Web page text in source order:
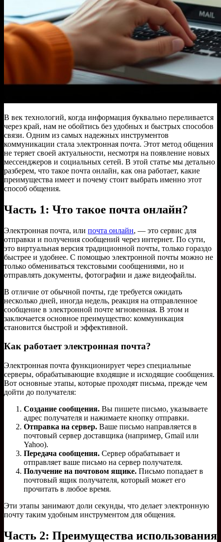
В век технологий, когда информация буквально переливается
через край, нам не обойтись без удобных и быстрых способов
связи. Одним из самых надежных инструментов
коммуникации стала электронная почта. Этот метод общения
не теряет своей актуальности, несмотря на появление новых
мессенджеров и социальных сетей. В этой статье мы детально
разберем, что такое почта онлайн, как она работает, какие
преимущества имеет и почему стоит выбрать именно этот
способ общения.
Часть 1: Что такое почта онлайн?
Электронная почта, или почта онлайн, — это сервис для
отправки и получения сообщений через интернет. По сути,
это виртуальная версия традиционной почты, только гораздо
быстрее и удобнее. С помощью электронной почты можно не
только обмениваться текстовыми сообщениями, но и
отправлять документы, фотографии и даже видеофайлы.
В отличие от обычной почты, где требуется ожидать
несколько дней, иногда недель, реакция на отправленное
сообщение в электронной почте мгновенная. В этом и
заключается основное преимущество: коммуникация
становится быстрой и эффективной.
Как работает электронная почта?
Электронная почта функционирует через специальные
серверы, обрабатывающие входящие и исходящие сообщения.
Вот основные этапы, которые проходят письма, прежде чем
дойти до получателя:
Создание сообщения. Вы пишете письмо, указываете
адрес получателя и нажимаете кнопку отправки.
Отправка на сервер. Ваше письмо направляется в
почтовый сервер доставщика (например, Gmail или
Yahoo).
Передача сообщения. Сервер обрабатывает и
отправляет ваше письмо на сервер получателя.
Получение на почтовом ящике. Письмо попадает в
почтовый ящик получателя, который может его
прочитать в любое время.
Эти этапы занимают доли секунды, что делает электронную
почту таким удобным инструментом для общения.
Часть 2: Преимущества использования